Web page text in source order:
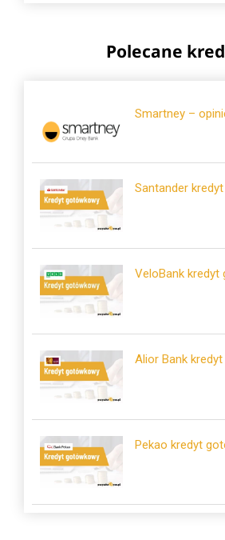
Polecane
Smartney –
Santander
VeloBank kredyt
Alior Bank
Pekao kredyt